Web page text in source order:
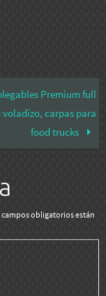
Premium full
carpas para
food trucks
campos obligatorios están